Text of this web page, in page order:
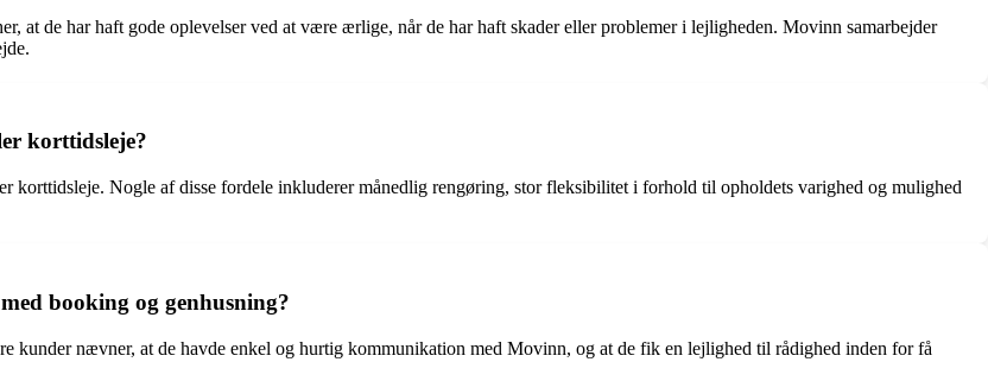
at de har haft gode oplevelser ved at være ærlige, når de har haft skader eller problemer i lejligheden. Movinn samarbejder
korttidsleje?
Nogle af disse fordele inkluderer månedlig rengøring, stor fleksibilitet i forhold til opholdets varighed og mulighed
booking og genhusning?
kunder nævner, at de havde enkel og hurtig kommunikation med Movinn, og at de fik en lejlighed til rådighed inden for få